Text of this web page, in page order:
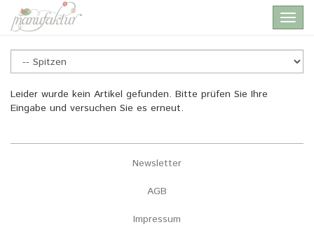
main
content
Spitzen
Leider wurde kein Artikel gefunden. Bitte prüfen Sie Ihre
Eingabe und versuchen Sie es erneut.
Newsletter
AGB
Impressum